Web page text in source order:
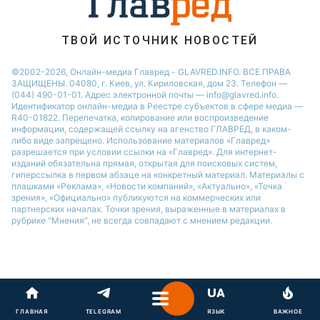
ТВОЙ ИСТОЧНИК НОВОСТЕЙ
©2002-2026, Онлайн-медиа Главред - GLAVRED.INFO. ВСЕ ПРАВА
ЗАЩИЩЕНЫ. 04080, г. Киев, ул. Кириловская, дом 23. Телефон —
(044) 490-01-01. Адрес электронной почты — info@glavred.info.
Идентификатор онлайн-медиа в Реестре cубъектов в сфере медиа —
R40-01822. Перепечатка, копирование или воспроизведение
информации, содержащей ссылку на агенство ГЛАВРЕД, в каком-
либо виде запрещено. Использование материалов «Главред»
разрешается при условии ссылки на «Главред». Для интернет-
изданий обязательна прямая, открытая для поисковых систем,
гиперссылка в первом абзаце на конкретный материал. Материалы с
плашками «Реклама», «Новости компаний», «Актуально», «Точка
зрения», «Официально» публикуются на коммерческих или
партнерских началах. Точки зрения, выраженные в материалах в
рубрике "Мнения", не всегда совпадают с мнением редакции.
ГЛАВНАЯ TELEGRAM ЯЗЫК ВАЖНОЕ